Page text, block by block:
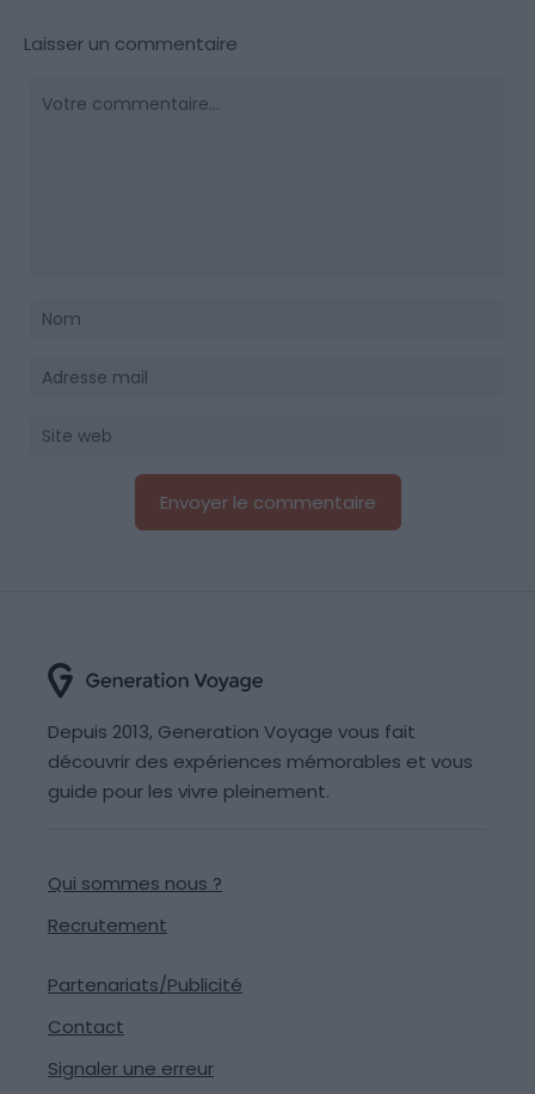
Laisser un commentaire
Depuis 2013, Generation Voyage vous fait
découvrir des expériences mémorables et vous
guide pour les vivre pleinement.
Qui sommes nous ?
Recrutement
Partenariats/Publicité
Contact
Signaler une erreur